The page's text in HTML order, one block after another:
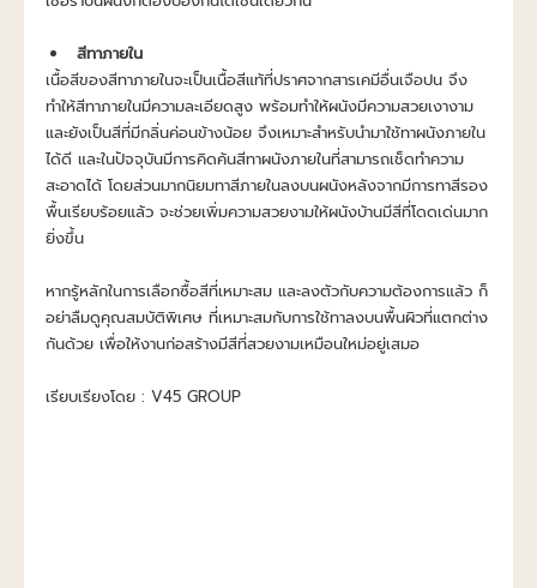
สีทาภายใน
เนื้อสีของสีทาภายในจะเป็นเนื้อสีแท้ที่ปราศจากสารเคมีอื่นเจือปน จึง
ทำให้สีทาภายในมีความละเอียดสูง พร้อมทำให้ผนังมีความสวยเงางาม
และยังเป็นสีที่มีกลิ่นค่อนข้างน้อย จึงเหมาะสำหรับนำมาใช้ทาผนังภายใน
ได้ดี และในปัจจุบันมีการคิดค้นสีทาผนังภายในที่สามารถเช็ดทำความ
สะอาดได้ โดยส่วนมากนิยมทาสีภายในลงบนผนังหลังจากมีการทาสีรอง
พื้นเรียบร้อยแล้ว จะช่วยเพิ่มความสวยงามให้ผนังบ้านมีสีที่โดดเด่นมาก
ยิ่งขึ้น
หากรู้หลักในการเลือกซื้อสีที่เหมาะสม และลงตัวกับความต้องการแล้ว ก็
อย่าลืมดูคุณสมบัติพิเศษ ที่เหมาะสมกับการใช้ทาลงบนพื้นผิวที่แตกต่าง
กันด้วย เพื่อให้งานก่อสร้างมีสีที่สวยงามเหมือนใหม่อยู่เสมอ
เรียบเรียงโดย : V45 GROUP